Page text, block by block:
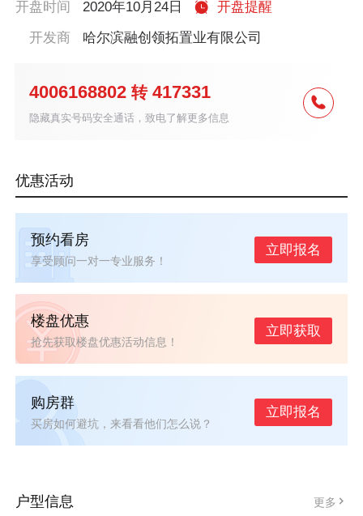
开盘时间
2020年10月24日
开盘提醒
开发商
哈尔滨融创领拓置业有限公司
4006168802 转 417331
隐藏真实号码安全通话，致电了解更多信息
优惠活动
预约看房
享受顾问一对一专业服务！
立即报名
楼盘优惠
抢先获取楼盘优惠活动信息！
立即获取
购房群
买房如何避坑，来看看他们怎么说？
立即报名
户型信息 更多